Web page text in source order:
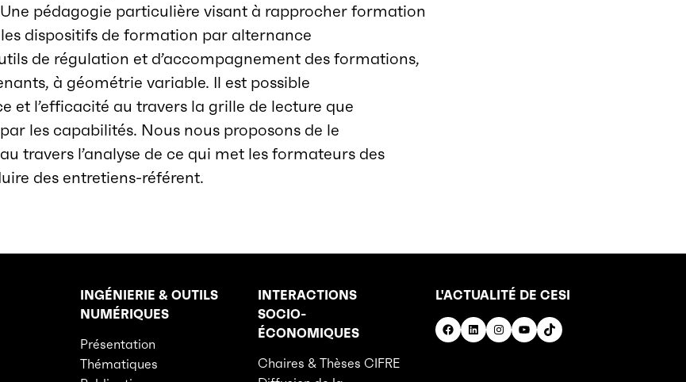
pédagogie particulière visant à rapprocher formation
dispositifs de formation par alternance
de régulation et d’accompagnement des formations,
à géométrie variable. Il est possible
et l’efficacité au travers la grille de lecture que
les capabilités. Nous nous proposons de le
travers l’analyse de ce qui met les formateurs des
des entretiens-référent.
INGÉNIERIE & OUTILS
NUMÉRIQUES
Présentation
Thématiques
INTERACTIONS
SOCIO-
ÉCONOMIQUES
Chaires & Thèses CIFRE
L'ACTUALITÉ DE CESI
Facebook
LinkedInInstagram
YouTube
TikTok